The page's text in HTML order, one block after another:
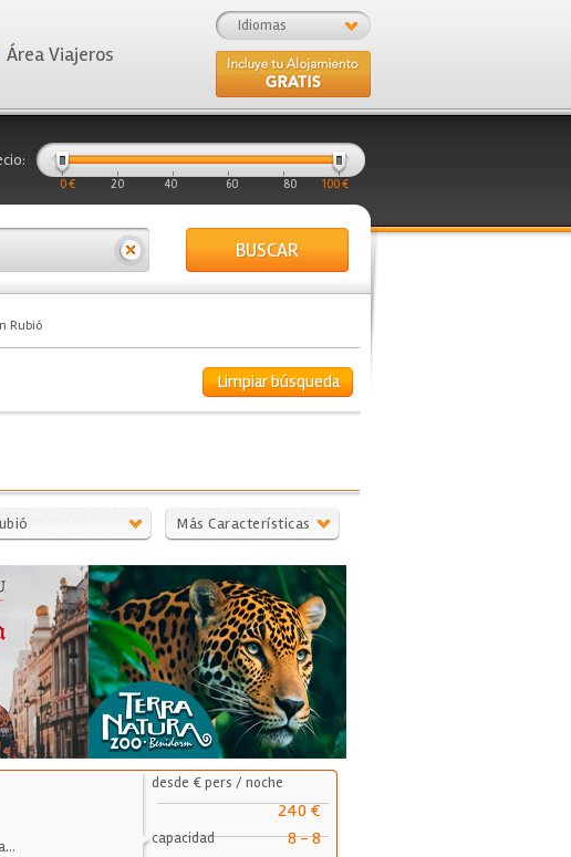
Idiomas
Área Viajeros
0 € 20 40 60 80 100 €
BUSCAR
Rubió
Limpiar búsqueda
Más Características
desde € pers / noche
240 €
capacidad 8 - 8